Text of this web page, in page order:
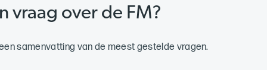
vraag over de FM?
samenvatting van de meest gestelde vragen.